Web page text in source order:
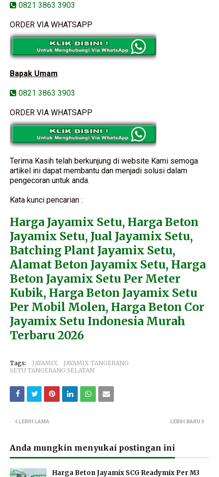
0821 3863 3903
ORDER VIA WHATSAPP
Bapak Umam
0821 3863 3903
ORDER VIA WHATSAPP
Terima Kasih telah berkunjung di website Kami semoga
artikel ini dapat membantu dan menjadi solusi dalam
pengecoran untuk anda.
Kata kunci pencarian :
Harga Jayamix Setu, Harga Beton
Jayamix Setu, Jual Jayamix Setu,
Batching Plant Jayamix Setu,
Alamat Beton Jayamix Setu, Harga
Beton Jayamix Setu Per Meter
Kubik, Harga Beton Jayamix Setu
Per Mobil Molen, Harga Beton Cor
Jayamix Setu Indonesia Murah
Terbaru 2026
Tags: JAYAMIX
JAYAMIX TANGERANG
SETU TANGERANG SELATAN
LEBIH BARU
LEBIH LAMA
Anda mungkin menyukai postingan ini
Harga Beton Jayamix SCG Readymix Per M3